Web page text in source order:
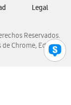
Reservados.
Chrome, Edge,
Legal